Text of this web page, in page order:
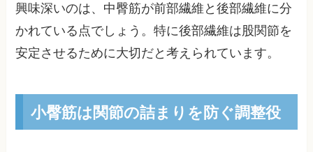
興味深いのは、中臀筋が前部繊維と後部繊維に分
かれている点でしょう。特に後部繊維は股関節を
安定させるために大切だと考えられています。
小臀筋は関節の詰まりを防ぐ調整役